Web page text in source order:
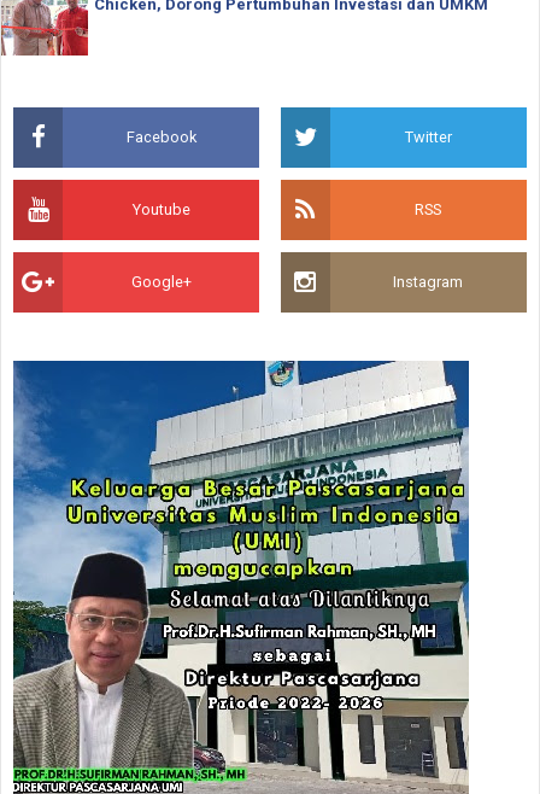
Chicken, Dorong Pertumbuhan Investasi dan UMKM
Facebook Twitter
Youtube RSS
Google+ Instagram